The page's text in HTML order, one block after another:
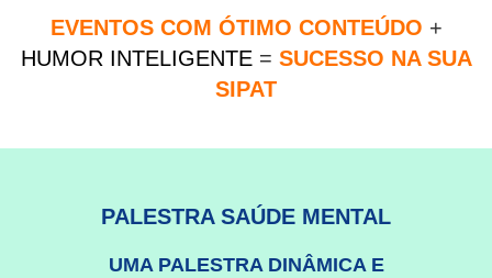
EVENTOS COM ÓTIMO CONTEÚDO +
HUMOR INTELIGENTE = SUCESSO NA SUA
SIPAT
PALESTRA SAÚDE MENTAL
UMA PALESTRA DINÂMICA E